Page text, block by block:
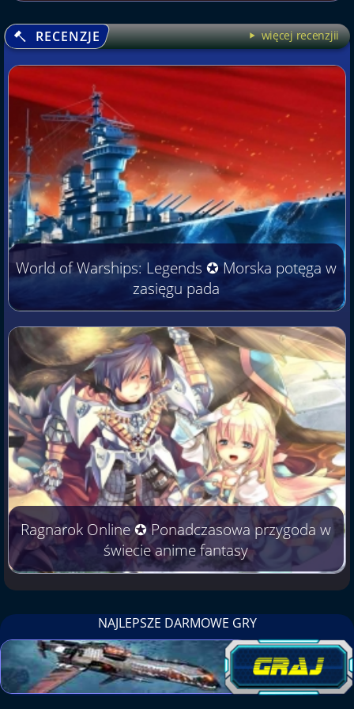
RECENZJE więcej recenzjii
World of Warships: Legends ✪ Morska potęga w
zasięgu pada
Ragnarok Online ✪ Ponadczasowa przygoda w
świecie anime fantasy
NAJLEPSZE DARMOWE GRY